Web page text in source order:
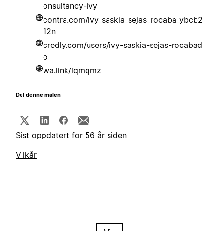
onsultancy-ivy
contra.com/ivy_saskia_sejas_rocaba_ybcb2
12n
credly.com/users/ivy-saskia-sejas-rocabad
o
wa.link/lqmqmz
Del denne malen
Sist oppdatert for 56 år siden
Vilkår